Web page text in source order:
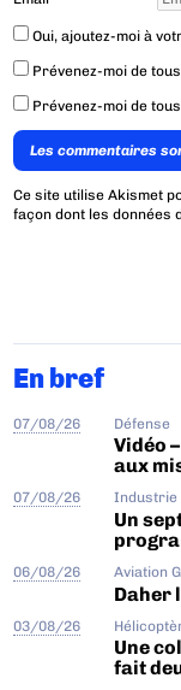
Oui, ajoutez-moi à
Prévenez-moi de
Prévenez-moi de
Les commentaires
Ce site utilise Akismet
façon dont les données
En bref
07/08/26 Défense
Vidéo
aux
07/08/26 Industrie
Un
06/08/26 Aviation
Daher
03/08/26
Une
fait